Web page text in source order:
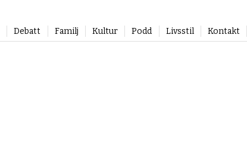
Debatt Familj Kultur Podd Livsstil Kontakt